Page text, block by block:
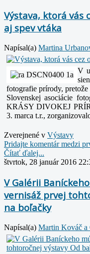
Výstava, ktorá vás
aj spev vtáka
Napísal(a) Martina
V
fotografie prírody,
Slovenskej asociácie
KRÁSY DIVOKEJ
3. marca t.r.,
Zverejnené v Výstavy
Pridajte komentár medzi
Čítať ďalej...
štvrtok, 28 január 2016
V Galérii
vernisáž prvej
na boľačky
Napísal(a) Martin Kováč a